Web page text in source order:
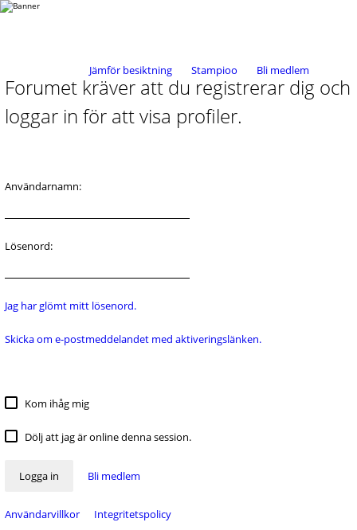
Jämför besiktning Stampioo Bli medlem
Forumet kräver att du registrerar dig och
loggar in för att visa profiler.
Användarnamn:
Lösenord:
Jag har glömt mitt lösenord.
Skicka om e-postmeddelandet med aktiveringslänken.
Kom ihåg mig
Dölj att jag är online denna session.
Logga in Bli medlem
Användarvillkor Integritetspolicy